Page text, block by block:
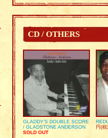
CD / OTHERS
GLADDY’S DOUBLE SCORE
/ GLADSTONE ANDERSON
SOLD OUT
円(